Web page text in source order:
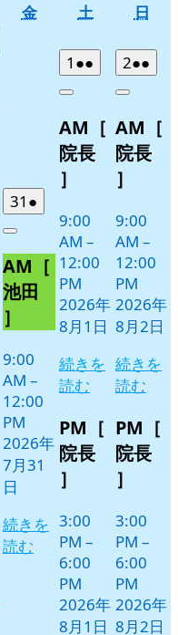
金金
土土
日
日
日
31 2026
年
月
31
日
●
件
イ
ベ
ト)
Close
AM［
池田
］
9:00
AM –
12:00
PM
2026年
7月31
日
続きを
読む
1 2026
年
月
1
日
●●
件
イ
ベ
Close
AM［
院長
］
9:00
AM –
12:00
PM
2026年
8月1日
続きを
読む
PM［
院長
］
3:00
PM –
6:00
PM
2026年
8月1日
22026
年
月
2
日
●●
件
イ
ベ
Close
AM［
院長
］
9:00
AM –
12:00
PM
2026年
8月2日
続きを
読む
PM［
院長
］
3:00
PM –
6:00
PM
2026年
8月2日